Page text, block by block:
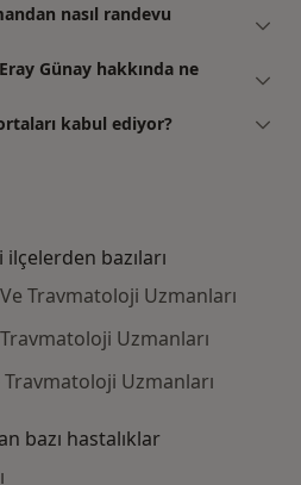
nasıl randevu
Günay hakkında ne
kabul ediyor?
bazıları
Travmatoloji Uzmanları
Uzmanları
Uzmanları
bazı hastalıklar